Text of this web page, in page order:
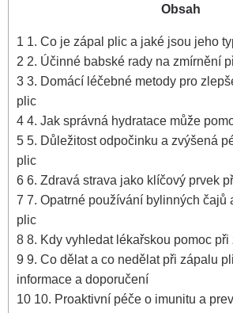
Obsah
1 1. Co⁤ je ​zápal plic a jaké jsou jeho
2 2. ​Účinné babské⁤ rady na zmírnění
3 3.‍ Domácí⁤ léčebné metody pro
plic
4 4. Jak správná hydratace může
5 5. Důležitost odpočinku a zvýšená⁢
plic
6 6. Zdravá strava jako klíčový prvek
7 7. Opatrné používání bylinných čajů
plic
8 8.⁤ Kdy vyhledat lékařskou pomoc
9 9. Co ⁣dělat a‍ co nedělat při zápalu⁤
⁤informace a doporučení
10 10. Proaktivní péče o imunitu a